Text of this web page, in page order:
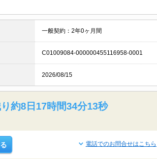
一般契約：2年0ヶ月間
C01009084-000000455116958-0001
2026/08/15
約8日17時間34分12秒
電話でのお問合せはこちら